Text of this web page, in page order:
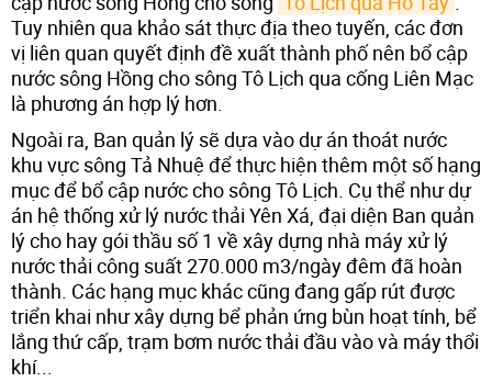
Tuy nhiên qua khảo sát thực địa theo tuyến, các đơn
vị liên quan quyết định đề xuất thành phố nên bổ cập
nước sông Hồng cho sông Tô Lịch qua cống Liên Mạc
là phương án hợp lý hơn.
Ngoài ra, Ban quản lý sẽ dựa vào dự án thoát nước
khu vực sông Tả Nhuệ để thực hiện thêm một số hạng
mục để bổ cập nước cho sông Tô Lịch. Cụ thể như dự
án hệ thống xử lý nước thải Yên Xá, đại diện Ban quản
lý cho hay gói thầu số 1 về xây dựng nhà máy xử lý
nước thải công suất 270.000 m3/ngày đêm đã hoàn
thành. Các hạng mục khác cũng đang gấp rút được
triển khai như xây dựng bể phản ứng bùn hoạt tính, bể
lắng thứ cấp, trạm bơm nước thải đầu vào và máy thổi
khí...